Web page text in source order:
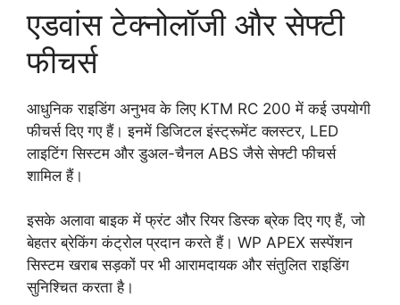
एडवांस टेक्नोलॉजी और सेफ्टी
फीचर्स
आधुनिक राइडिंग अनुभव के लिए KTM RC 200 में कई उपयोगी
फीचर्स दिए गए हैं। इनमें डिजिटल इंस्ट्रूमेंट क्लस्टर, LED
लाइटिंग सिस्टम और डुअल-चैनल ABS जैसे सेफ्टी फीचर्स
शामिल हैं।
इसके अलावा बाइक में फ्रंट और रियर डिस्क ब्रेक दिए गए हैं, जो
बेहतर ब्रेकिंग कंट्रोल प्रदान करते हैं। WP APEX सस्पेंशन
सिस्टम खराब सड़कों पर भी आरामदायक और संतुलित राइडिंग
सुनिश्चित करता है।